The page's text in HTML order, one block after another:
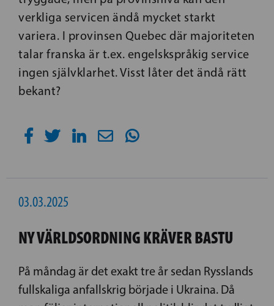
verkliga servicen ändå mycket starkt
variera. I provinsen Quebec där majoriteten
talar franska är t.ex. engelskspråkig service
ingen självklarhet. Visst låter det ändå rätt
bekant?
03.03.2025
NY VÄRLDSORDNING KRÄVER BASTU
På måndag är det exakt tre år sedan Rysslands
fullskaliga anfallskrig började i Ukraina. Då